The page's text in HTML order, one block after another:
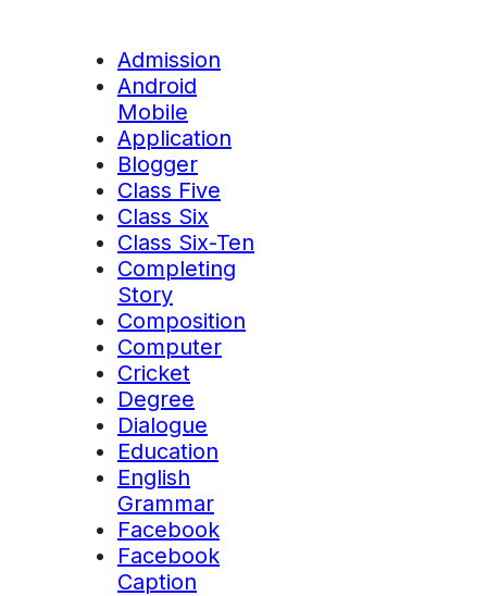
Admission
Android
Mobile
Application
Blogger
Class Five
Class Six
Class Six-Ten
Completing
Story
Composition
Computer
Cricket
Degree
Dialogue
Education
English
Grammar
Facebook
Facebook
Caption